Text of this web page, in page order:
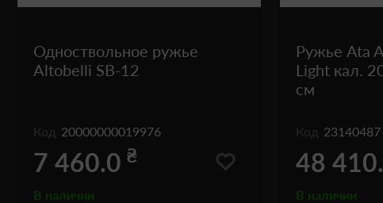
Одноствольное ружье
Altobelli SB-12
Код 20000000019976
7 460.0 ₴
В наличии
Ружье Ata
Light кал.
см
Код 23140487
48
В наличии